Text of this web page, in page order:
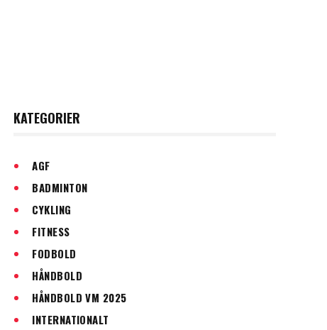
KATEGORIER
AGF
BADMINTON
CYKLING
FITNESS
FODBOLD
HÅNDBOLD
HÅNDBOLD VM 2025
INTERNATIONALT